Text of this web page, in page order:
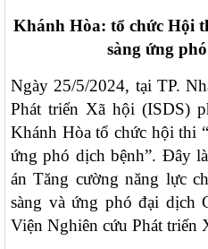
Khánh Hòa: tổ chức Hội
sàng ứng
Ngày 25/5/2024, tại TP.
Phát triển Xã hội (ISDS)
Khánh Hòa tổ chức hội thi
ứng phó dịch bệnh”. Đây
án Tăng cường năng lực
sàng và ứng phó đại dịch
Viện Nghiên cứu Phát triển